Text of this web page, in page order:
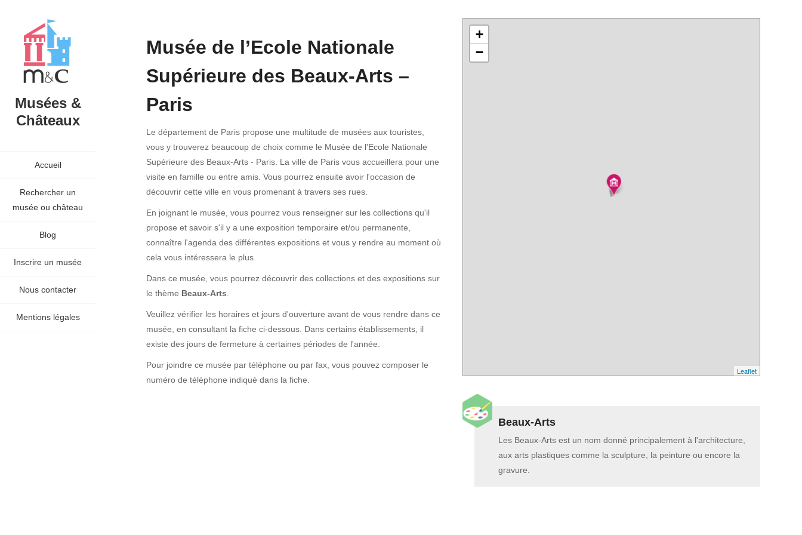
Musées &
Châteaux
Accueil
Rechercher un
musée ou château
Blog
Inscrire un musée
Nous contacter
Mentions légales
Musée de l’Ecole Nationale
Supérieure des Beaux-Arts –
Paris
Le département de Paris propose une multitude de musées aux touristes,
vous y trouverez beaucoup de choix comme le Musée de l'Ecole Nationale
Supérieure des Beaux-Arts - Paris. La ville de Paris vous accueillera pour une
visite en famille ou entre amis. Vous pourrez ensuite avoir l'occasion de
découvrir cette ville en vous promenant à travers ses rues.
En joignant le musée, vous pourrez vous renseigner sur les collections qu'il
propose et savoir s'il y a une exposition temporaire et/ou permanente,
connaître l'agenda des différentes expositions et vous y rendre au moment où
cela vous intéressera le plus.
Dans ce musée, vous pourrez découvrir des collections et des expositions sur
le thème Beaux-Arts
Veuillez vérifier les horaires et jours d'ouverture avant de vous rendre dans ce
musée, en consultant la fiche ci-dessous. Dans certains établissements, il
existe des jours de fermeture à certaines périodes de l'année.
Pour joindre ce musée par téléphone ou par fax, vous pouvez composer le
numéro de téléphone indiqué dans la fiche.
+
−
Leaflet
Beaux-Arts
Les Beaux-Arts est un nom donné principalement à l'architecture,
aux arts plastiques comme la sculpture, la peinture ou encore la
gravure.